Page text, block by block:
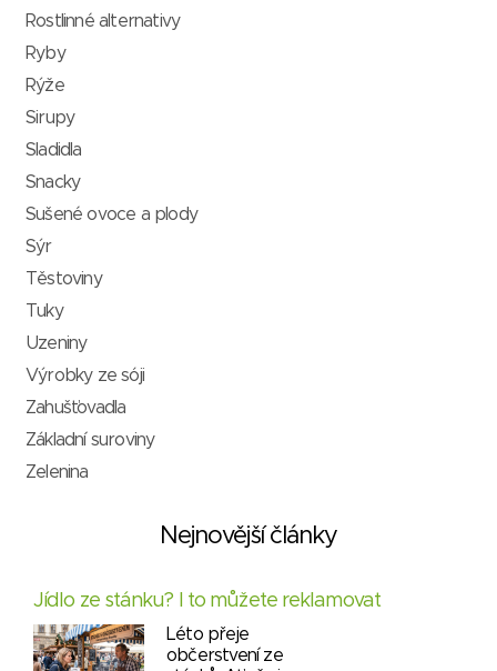
Rostlinné alternativy
Ryby
Rýže
Sirupy
Sladidla
Snacky
Sušené ovoce a plody
Sýr
Těstoviny
Tuky
Uzeniny
Výrobky ze sóji
Zahušťovadla
Základní suroviny
Zelenina
Nejnovější články
Jídlo ze stánku? I to můžete reklamovat
Léto přeje
občerstvení ze